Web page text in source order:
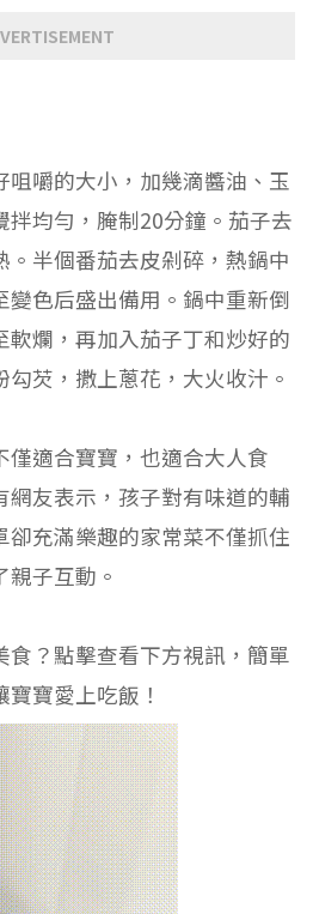
咀嚼的大小，加幾滴醬油、玉
拌均勻，腌制20分鐘。茄子去
。半個番茄去皮剁碎，熱鍋中
變色后盛出備用。鍋中重新倒
軟爛，再加入茄子丁和炒好的
芡，撒上蔥花，大火收汁。
僅適合寶寶，也適合大人食
網友表示，孩子對有味道的輔
卻充滿樂趣的家常菜不僅抓住
子互動。
食？點擊查看下方視訊，簡單
寶愛上吃飯！